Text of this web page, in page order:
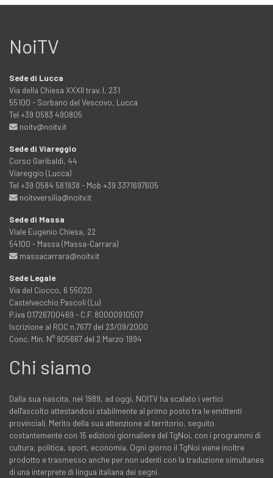
NoiTV
Sede di Lucca
Via della Chiesa XXXII trav. I, 231
55100 - Sorbano del Vescovo, Lucca
Tel +39 0583 490805
noitv@noitv.it
Sede di Viareggio
Corso Garibaldi, 44
Viareggio (Lucca)
Tel +39 0584 581938 - Mob +39 3371697605
noitvversilia@noitv.it
Sede di Massa
Viale Eugenio Chiesa, 22
54100 - Massa (Massa-Carrara)
massacarrara@noitv.it
Sede Legale
Via del Ciocco, 6 55020
Castelvecchio Pascoli (Lu)
P.iva 01726700469 - C.F. 80000910507
Iscrizione al ROC n.7677 del 23/09/2000
Conc. Min. N° 905667 del 2 Marzo 1994
Chi siamo
Dalla sua nascita, nel 1989, ad oggi, NOITV ha scalato i vertici
dell'ascolto attestandosi stabilmente al primo posto tra le emittenti
provinciali. Merito della sua attenzione al territorio, seguito
costantemente con 15 edizioni giornaliere del TgNoi, con i programmi di
cultura, politica, sport, economia. Ogni giorno il TgNoi viene inoltre
prodotto e trasmesso anche per non udenti con la traduzione simultanea
di una interprete di lingua italiana dei segni.